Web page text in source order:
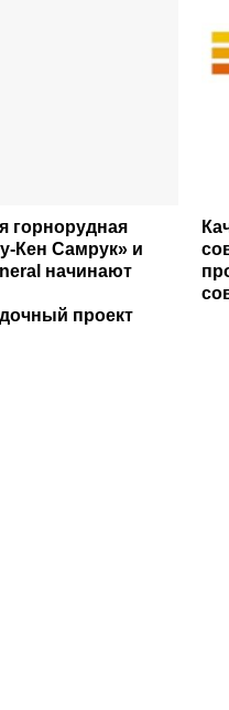
горнорудная
Кен Самрук» и
начинают
проект